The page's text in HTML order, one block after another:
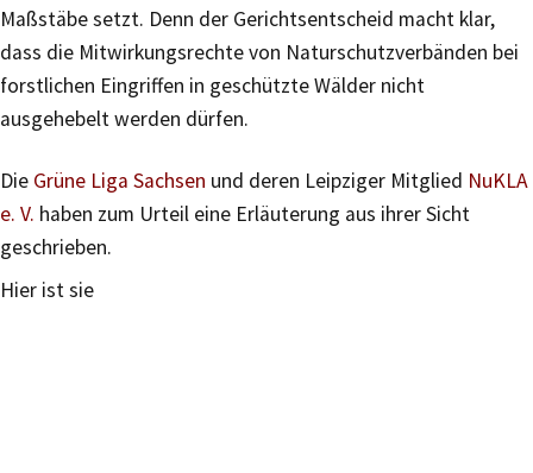
Maßstäbe setzt. Denn der Gerichtsentscheid macht klar,
dass die Mitwirkungsrechte von Naturschutzverbänden bei
forstlichen Eingriffen in geschützte Wälder nicht
ausgehebelt werden dürfen.
Die Grüne Liga Sachsen und deren Leipziger Mitglied NuKLA
e. V. haben zum Urteil eine Erläuterung aus ihrer Sicht
geschrieben.
Hier ist sie